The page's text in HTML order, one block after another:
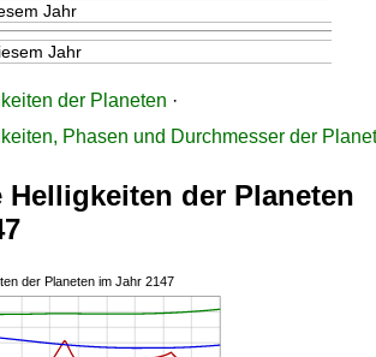
Jahr
Jahr
der Planeten ·
Phasen und Durchmesser der
Helligkeiten der Planeten